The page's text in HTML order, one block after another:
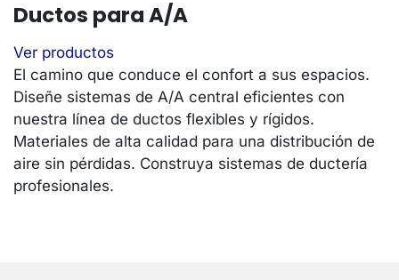
Ductos para A/A
Ver productos
El camino que conduce el confort a sus espacios.
Diseñe sistemas de A/A central eficientes con
nuestra línea de ductos flexibles y rígidos.
Materiales de alta calidad para una distribución de
aire sin pérdidas. Construya sistemas de ductería
profesionales.